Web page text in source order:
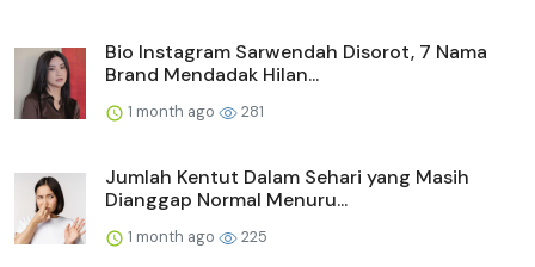
Bio Instagram Sarwendah Disorot, 7 Nama
Brand Mendadak Hilan...
1 month ago 281
Jumlah Kentut Dalam Sehari yang Masih
Dianggap Normal Menuru...
1 month ago 225